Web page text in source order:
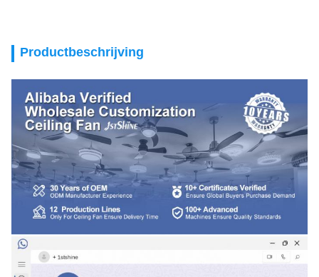
Productbeschrijving